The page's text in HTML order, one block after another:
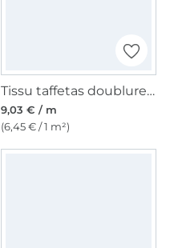
Tissu taffetas doublure, jaune clair
9,03 € / m
(6,45 € / 1 m²)